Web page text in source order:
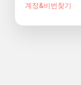
계정&비번찾기